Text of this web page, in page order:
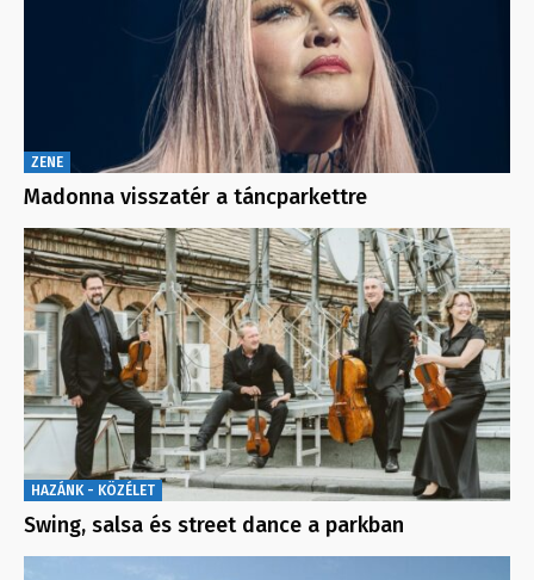
ZENE
Madonna visszatér a táncparkettre
HAZÁNK - KÖZÉLET
Swing, salsa és street dance a parkban